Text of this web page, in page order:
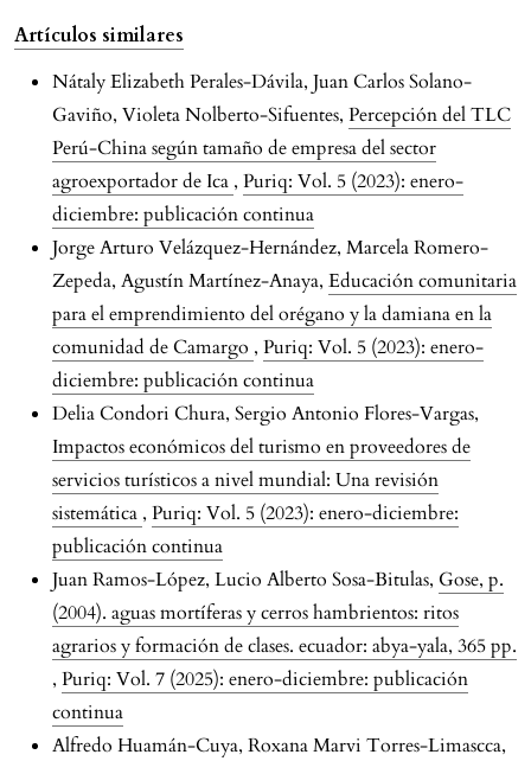
Artículos similares
Nátaly Elizabeth Perales-Dávila, Juan Carlos Solano-
Gaviño, Violeta Nolberto-Sifuentes, Percepción del TLC
Perú-China según tamaño de empresa del sector
agroexportador de Ica , Puriq: Vol. 5 (2023): enero-
diciembre: publicación continua
Jorge Arturo Velázquez-Hernández, Marcela Romero-
Zepeda, Agustín Martínez-Anaya, Educación comunitaria
para el emprendimiento del orégano y la damiana en la
comunidad de Camargo , Puriq: Vol. 5 (2023): enero-
diciembre: publicación continua
Delia Condori Chura, Sergio Antonio Flores-Vargas,
Impactos económicos del turismo en proveedores de
servicios turísticos a nivel mundial: Una revisión
sistemática , Puriq: Vol. 5 (2023): enero-diciembre:
publicación continua
Juan Ramos-López, Lucio Alberto Sosa-Bitulas, Gose, p.
(2004). aguas mortíferas y cerros hambrientos: ritos
agrarios y formación de clases. ecuador: abya-yala, 365 pp.
, Puriq: Vol. 7 (2025): enero-diciembre: publicación
continua
Alfredo Huamán-Cuya, Roxana Marvi Torres-Limascca,